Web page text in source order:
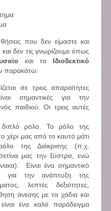
που δεν είμαστε και
και δεν τις γνωρίζουμε όπως
και το Ιδιοδεκτικό
παρακάτω:
σε τρεις απαραίτητες
σημαντικές για την
παιδιού. Οι τρεις αυτές
ρόλο. Το ρόλο της
χέρι μας από το καυτό μάτι
της Διάκρισης (π.χ.
μας την ξύστρα, ενώ
Είναι ένα σημαντικό
για την ανάπτυξη της
λεπτές δεξιότητες,
άνεσης με τα χάδια και
ένα καλό παράδειγμα